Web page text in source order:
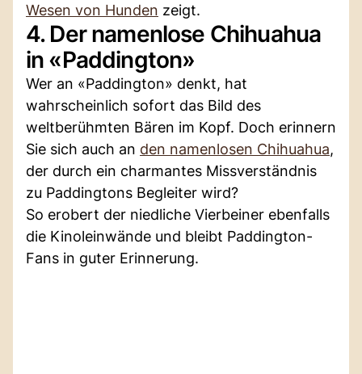
Wesen von Hunden zeigt.
4. Der namenlose Chihuahua
in «Paddington»
Wer an «Paddington» denkt, hat
wahrscheinlich sofort das Bild des
weltberühmten Bären im Kopf. Doch erinnern
Sie sich auch an den namenlosen Chihuahua,
der durch ein charmantes Missverständnis
zu Paddingtons Begleiter wird?
So erobert der niedliche Vierbeiner ebenfalls
die Kinoleinwände und bleibt Paddington-
Fans in guter Erinnerung.